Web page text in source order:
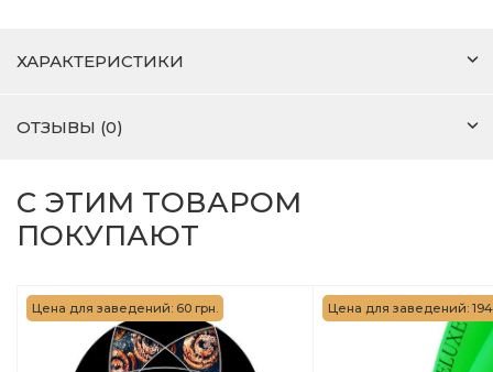
ХАРАКТЕРИСТИКИ
ОТЗЫВЫ (0)
С ЭТИМ ТОВАРОМ
ПОКУПАЮТ
Цена для заведений: 60 грн. Цена для заведений: 194